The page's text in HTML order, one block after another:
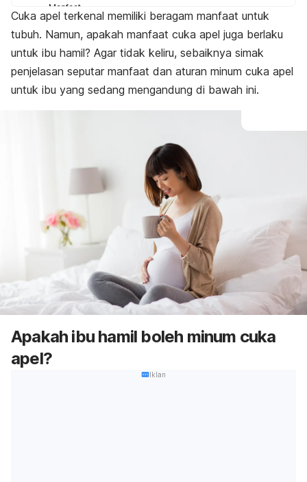
Manfaat
Aturan minum
Cuka apel terkenal memiliki beragam manfaat untuk
tubuh. Namun, apakah manfaat cuka apel juga berlaku
untuk ibu hamil? Agar tidak keliru, sebaiknya simak
penjelasan seputar manfaat dan aturan minum cuka apel
untuk ibu yang sedang mengandung di bawah ini.
Apakah ibu hamil boleh minum cuka
apel?
Iklan